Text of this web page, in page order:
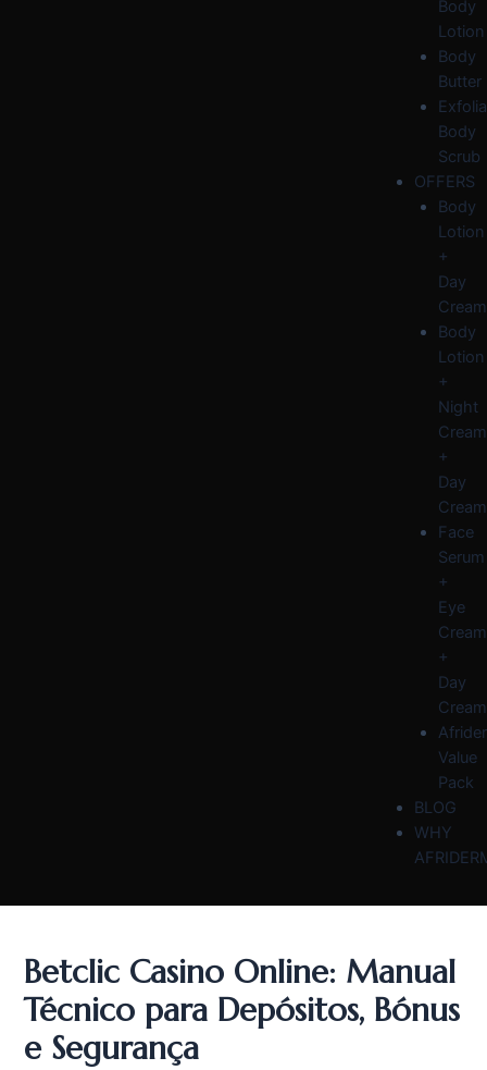
Body
Lotion
Body
Butter
Body
Scrub
OFFERS
Body
Lotion
+
Day
Cream
Body
Lotion
+
Night
Cream
+
Day
Cream
Face
Serum
+
Eye
Cream
+
Day
Cream
Value
Pack
BLOG
WHY
Betclic Casino Online: Manual
Técnico para Depósitos, Bónus
e Segurança